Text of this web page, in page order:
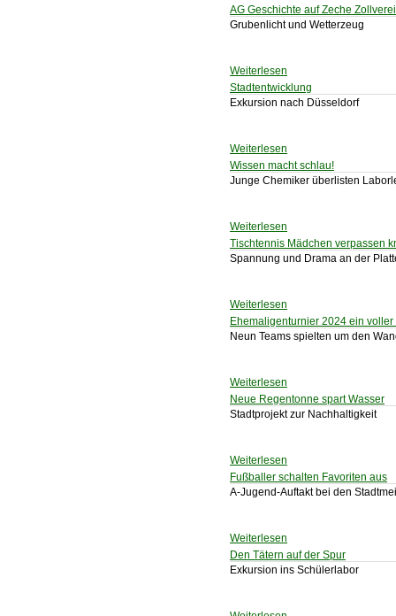
AG Geschichte auf Zeche
Grubenlicht und Wetterzeug
Weiterlesen
Stadtentwicklung
Exkursion nach Düsseldorf
Weiterlesen
Wissen macht schlau!
Junge Chemiker überlisten
Weiterlesen
Tischtennis Mädchen verpassen
Spannung und Drama an der
Weiterlesen
Ehemaligenturnier 2024 ein voller
Neun Teams spielten um den
Weiterlesen
Neue Regentonne spart Wasser
Stadtprojekt zur Nachhaltigkeit
Weiterlesen
Fußballer schalten Favoriten aus
A-Jugend-Auftakt bei den
Weiterlesen
Den Tätern auf der Spur
Exkursion ins Schülerlabor